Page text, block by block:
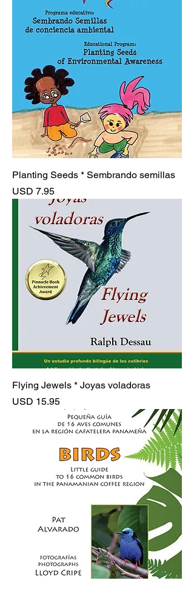
Planting Seeds * Sembrando semillas
Precio
USD 7.95
Flying Jewels * Joyas voladoras
Precio
USD 15.95